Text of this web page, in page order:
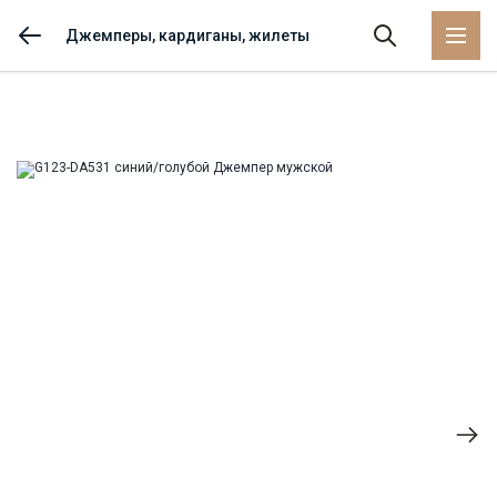
Джемперы, кардиганы, жилеты